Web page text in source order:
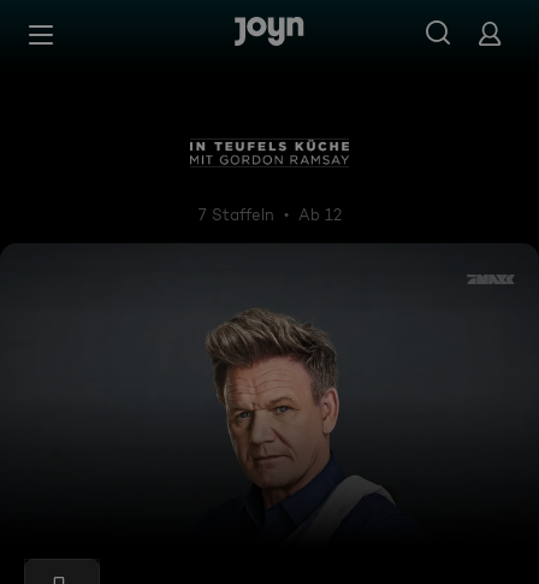
Zum Inhalt springen
In Teufels Küche mit Gordon
7 Staffeln Ab 12